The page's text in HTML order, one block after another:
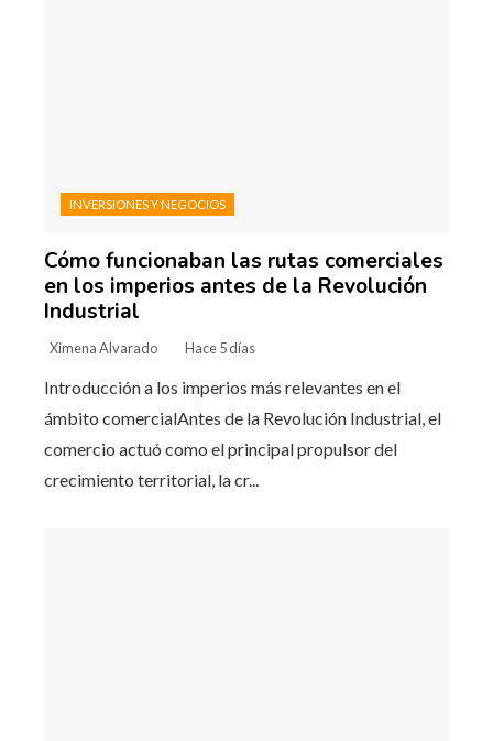
INVERSIONES Y NEGOCIOS
Cómo funcionaban las rutas comerciales
en los imperios antes de la Revolución
Industrial
Ximena Alvarado Hace 5 días
Introducción a los imperios más relevantes en el
ámbito comercialAntes de la Revolución Industrial, el
comercio actuó como el principal propulsor del
crecimiento territorial, la cr...